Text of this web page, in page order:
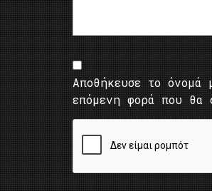
Αποθήκευσε το
επόμενη φορά που θα